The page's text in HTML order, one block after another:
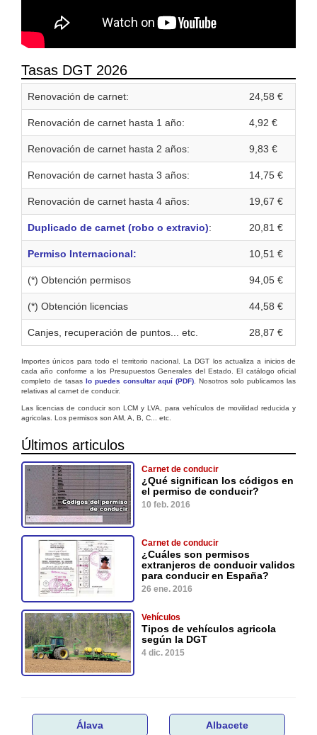
Tasas DGT 2026
Renovación de carnet: 24,58 €
Renovación de carnet hasta 1 año: 4,92 €
Renovación de carnet hasta 2 años: 9,83 €
Renovación de carnet hasta 3 años: 14,75 €
Renovación de carnet hasta 4 años: 19,67 €
Duplicado de carnet (robo o extravio): 20,81 €
Permiso Internacional: 10,51 €
(*) Obtención permisos 94,05 €
(*) Obtención licencias 44,58 €
Canjes, recuperación de puntos... etc. 28,87 €
Importes únicos para todo el territorio nacional. La DGT los actualiza a inicios de
cada año conforme a los Presupuestos Generales del Estado. El catálogo oficial
completo de tasas lo puedes consultar aquí (PDF) . Nosotros solo publicamos las
relativas al carnet de conducir.
Las licencias de conducir son LCM y LVA, para vehículos de movilidad reducida y
agricolas. Los permisos son AM, A, B, C... etc.
Últimos articulos
Carnet de conducir
¿Qué significan los códigos en
el permiso de conducir?
10 feb. 2016
Carnet de conducir
¿Cuáles son permisos
extranjeros de conducir validos
para conducir en España?
26 ene. 2016
Vehículos
Tipos de vehículos agricola
según la DGT
4 dic. 2015
Álava Albacete